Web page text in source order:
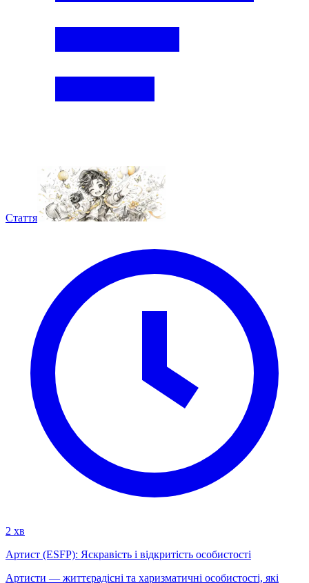
Стаття
2 хв
Артист (ESFP): Яскравість і відкритість особистості
Артисти — життєрадісні та харизматичні особистості, які